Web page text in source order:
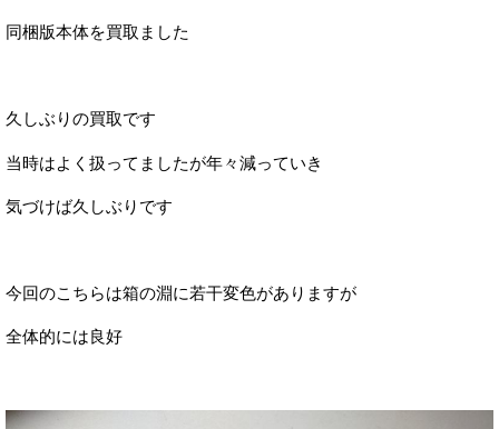
同梱版本体を買取ました
久しぶりの買取です
当時はよく扱ってましたが年々減っていき
気づけば久しぶりです
今回のこちらは箱の淵に若干変色がありますが
全体的には良好